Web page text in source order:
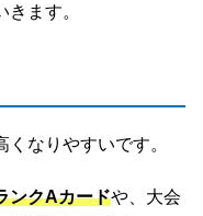
ます。
なりやすいです。
ンクAカードや、大会